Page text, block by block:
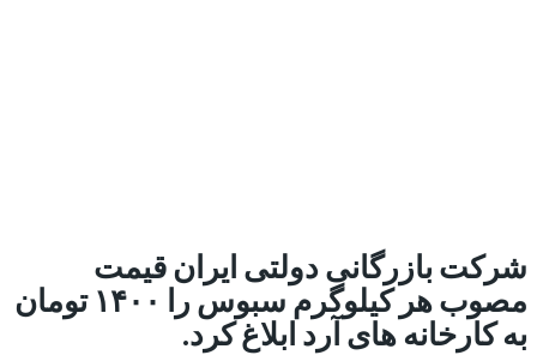
شرکت بازرگانی دولتی ایران قیمت
مصوب هر کیلوگرم سبوس را ۱۴۰۰ تومان
به کارخانه های آرد ابلاغ کرد.